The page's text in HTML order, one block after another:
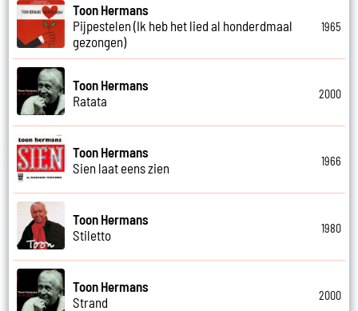
Toon Hermans
Pijpestelen (Ik heb het lied al honderdmaal
gezongen)
1965
Toon Hermans
Ratata
2000
Toon Hermans
Sien laat eens zien
1966
Toon Hermans
Stiletto
1980
Toon Hermans
Strand
2000